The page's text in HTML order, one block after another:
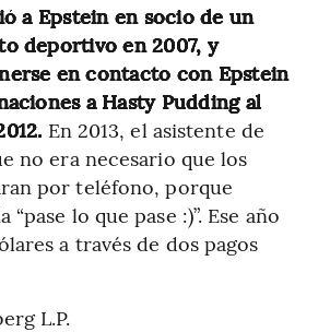
a Epstein en socio de un
deportivo en 2007, y
en contacto con Epstein
a Hasty Pudding al
En 2013, el asistente de
no era necesario que los
por teléfono, porque
lo que pase :)”. Ese año
a través de dos pagos
L.P.